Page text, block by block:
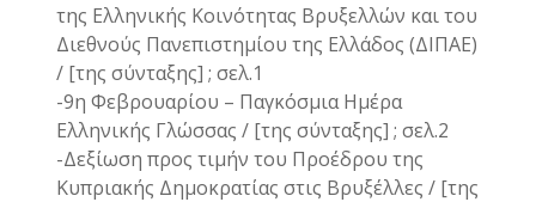
της Ελληνικής Κοινότητας Βρυξελλών και του
Διεθνούς Πανεπιστημίου της Ελλάδος (ΔΙΠΑΕ)
/ [της σύνταξης] ; σελ.1
-9η Φεβρουαρίου – Παγκόσμια Ημέρα
Ελληνικής Γλώσσας / [της σύνταξης] ; σελ.2
-Δεξίωση προς τιμήν του Προέδρου της
Κυπριακής Δημοκρατίας στις Βρυξέλλες / [της